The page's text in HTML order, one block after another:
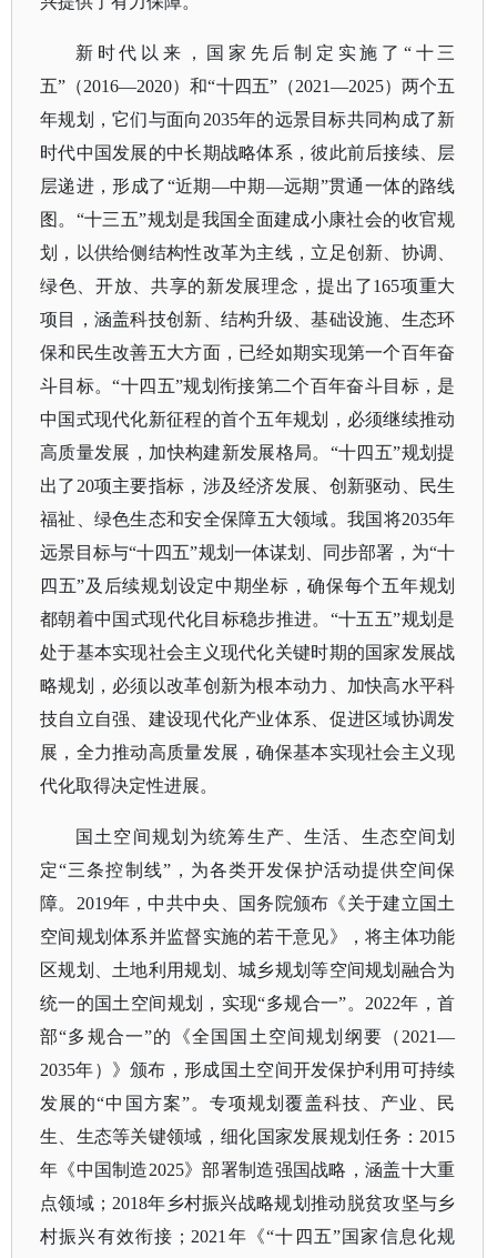
新时代以来，国家先后制定实施了 “十三
五”（2016—2020）和“十四五”（2021—2025）两个五
年规划，它们与面向2035年的远景目标共同构成了新
时代中国发展的中长期战略体系，彼此前后接续、层
层递进，形成了“近期—中期—远期”贯通一体的路线
图。“十三五”规划是我国全面建成小康社会的收官规
划，以供给侧结构性改革为主线，立足创新、协调、
绿色、开放、共享的新发展理念，提出了165项重大
项目，涵盖科技创新、结构升级、基础设施、生态环
保和民生改善五大方面，已经如期实现第一个百年奋
斗目标。“十四五”规划衔接第二个百年奋斗目标，是
中国式现代化新征程的首个五年规划，必须继续推动
高质量发展，加快构建新发展格局。“十四五”规划提
出了20项主要指标，涉及经济发展、创新驱动、民生
福祉、绿色生态和安全保障五大领域。我国将2035年
远景目标与“十四五”规划一体谋划、同步部署，为“十
四五”及后续规划设定中期坐标，确保每个五年规划
都朝着中国式现代化目标稳步推进。“十五五”规划是
处于基本实现社会主义现代化关键时期的国家发展战
略规划，必须以改革创新为根本动力、加快高水平科
技自立自强、建设现代化产业体系、促进区域协调发
展，全力推动高质量发展，确保基本实现社会主义现
代化取得决定性进展。
国土空间规划为统筹生产、生活、生态空间划
定“三条控制线”，为各类开发保护活动提供空间保
障。2019年，中共中央、国务院颁布《关于建立国土
空间规划体系并监督实施的若干意见》，将主体功能
区规划、土地利用规划、城乡规划等空间规划融合为
统一的国土空间规划，实现“多规合一”。2022年，首
部“多规合一”的《全国国土空间规划纲要（2021—
2035年）》颁布，形成国土空间开发保护利用可持续
发展的“中国方案”。专项规划覆盖科技、产业、民
生、生态等关键领域，细化国家发展规划任务：2015
年《中国制造2025》部署制造强国战略，涵盖十大重
点领域；2018年乡村振兴战略规划推动脱贫攻坚与乡
村振兴有效衔接；2021年《“十四五”国家信息化规